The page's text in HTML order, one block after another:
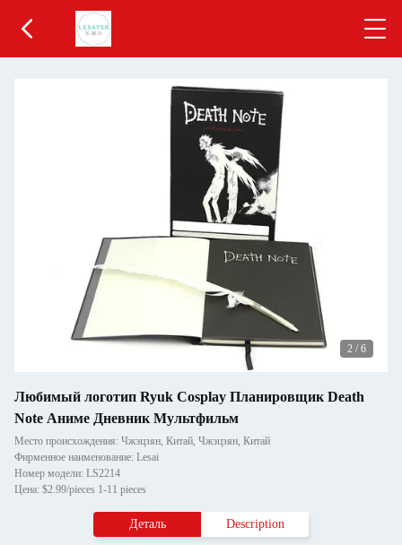
2 / 6
Любимый логотип Ryuk Cosplay Планировщик Death
Note Аниме Дневник Мультфильм
Место происхождения: Чжэцзян, Китай, Чжэцзян, Китай
Фирменное наименование: Lesai
Номер модели: LS2214
Цена: $2.99/pieces 1-11 pieces
Деталь Description